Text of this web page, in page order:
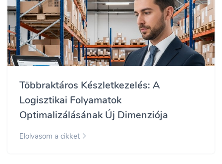
Többraktáros Készletkezelés: A
Logisztikai Folyamatok
Optimalizálásának Új Dimenziója
Elolvasom a cikket